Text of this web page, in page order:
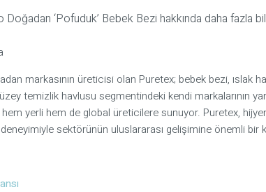
‘Pofuduk’ Bebek Bezi hakkında daha fazla
markasının üreticisi olan Puretex; bebek bezi, ıslak
temizlik havlusu segmentindeki kendi markalarının
yerli hem de global üreticilere sunuyor. Puretex,
sektörünün uluslararası gelişimine önemli bir